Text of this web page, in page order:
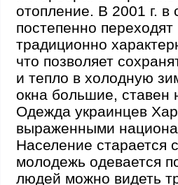
отопление. В 2001 г. в
постепенно
традиционно
что позволяет
и тепло в холодную
окна большие, ставен
Одежда украинцев
выраженными
Население старается
молодежь одевается
людей можно видеть